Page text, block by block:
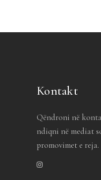
Kontakt
Qëndroni në
ndiqni në mediat
promovimet e reja.